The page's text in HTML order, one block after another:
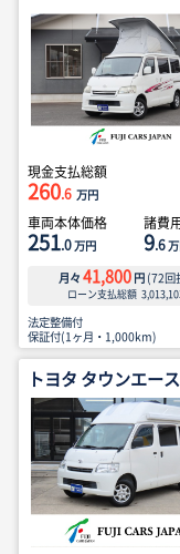
現金支払総額
260.6 万円
車両本体価格
251.0万円
諸費
9.6
月々 41,800 円 (72回
ローン支払総額
法定整備付
保証付(1ヶ月・1,000km)
トヨタ タウンエー